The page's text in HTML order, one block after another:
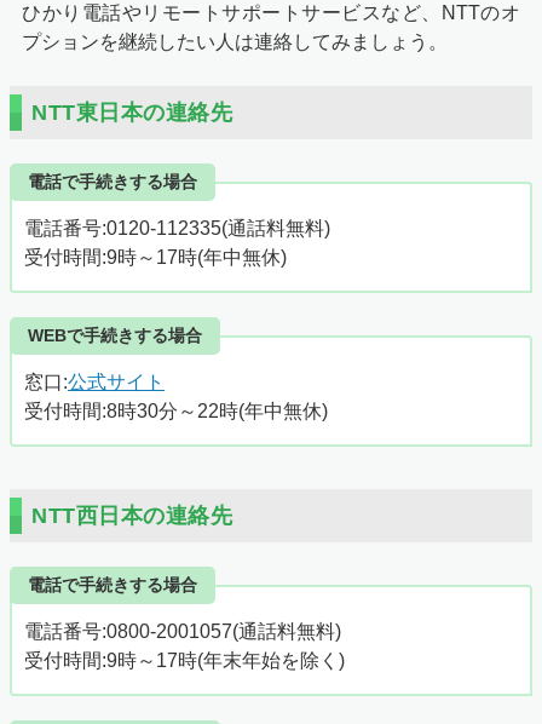
ひかり電話やリモートサポートサービスなど、NTTのオ
プションを継続したい人は連絡してみましょう。
NTT東日本の連絡先
電話で手続きする場合
電話番号:0120-112335(通話料無料)
受付時間:9時～17時(年中無休)
WEBで手続きする場合
窓口:公式サイト
受付時間:8時30分～22時(年中無休)
NTT西日本の連絡先
電話で手続きする場合
電話番号:0800-2001057(通話料無料)
受付時間:9時～17時(年末年始を除く)